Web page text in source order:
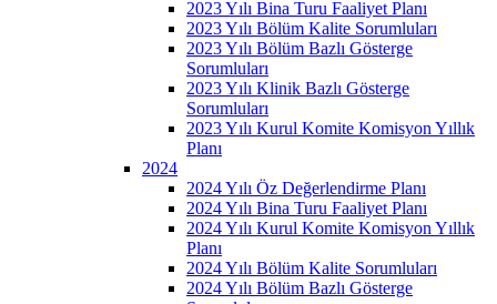
2023 Yılı Bina Turu Faaliyet Planı
2023 Yılı Bölüm Kalite Sorumluları
2023 Yılı Bölüm Bazlı Gösterge
Sorumluları
2023 Yılı Klinik Bazlı Gösterge
Sorumluları
2023 Yılı Kurul Komite Komisyon Yıllık
Planı
2024
2024 Yılı Öz Değerlendirme Planı
2024 Yılı Bina Turu Faaliyet Planı
2024 Yılı Kurul Komite Komisyon Yıllık
Planı
2024 Yılı Bölüm Kalite Sorumluları
2024 Yılı Bölüm Bazlı Gösterge